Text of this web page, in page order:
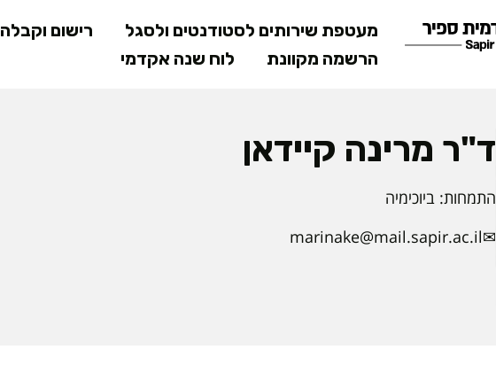
לתוכן
המרכזי
מעטפת שירותים לסטודנטים ולסגל רישום וקבלה
הרשמה מקוונת
לוח שנה אקדמי
ד"ר מרינה קיידאן
התמחות: ביוכימיה
marinake@mail.sapir.ac.il